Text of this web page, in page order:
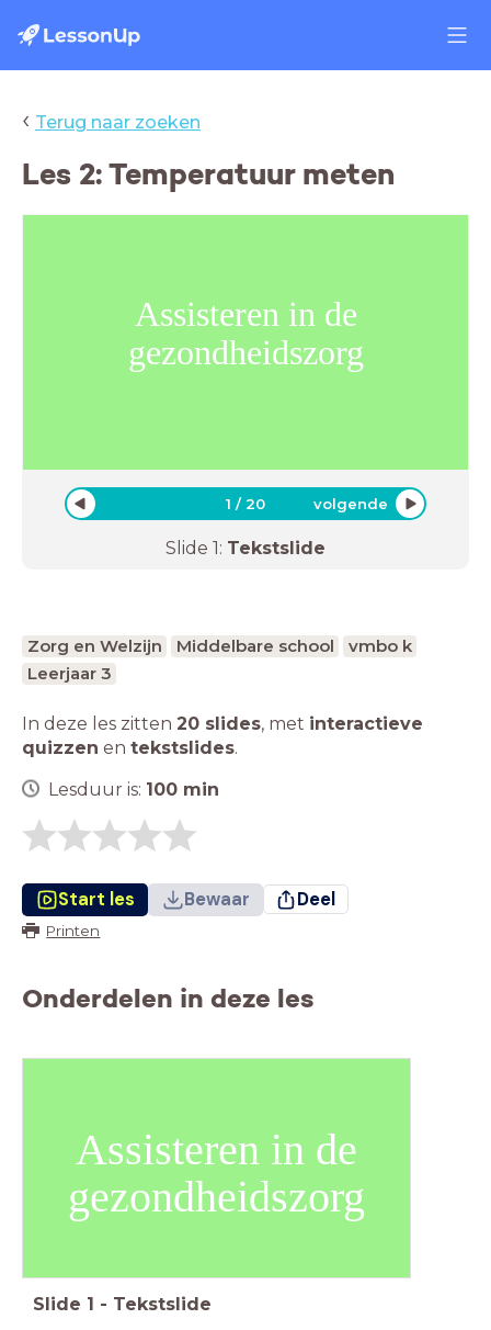
‹ Terug naar zoeken
Les 2: Temperatuur meten
Assisteren in de
gezondheidszorg
1 /20 volgende
Slide 1: Tekstslide
Zorg en Welzijn Middelbare school
vmbo k
Leerjaar 3
In deze les zitten 20 slides, met interactieve
quizzen en tekstslides.
Lesduur is: 100 min
Start les Bewaar Deel
Printen
Onderdelen in deze les
Assisteren in de
gezondheidszorg
Slide 1 - Tekstslide